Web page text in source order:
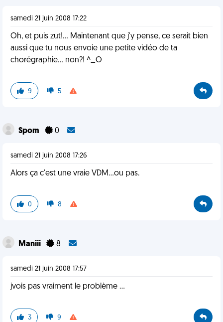
samedi 21 juin 2008 17:22
Oh, et puis zut!... Maintenant que j'y pense, ce serait bien
aussi que tu nous envoie une petite vidéo de ta
chorégraphie... non?! ^_O
9 5
Spom 0
samedi 21 juin 2008 17:26
Alors ça c'est une vraie VDM...ou pas.
0 8
Maniii 8
samedi 21 juin 2008 17:57
jvois pas vraiment le problème ...
3 9